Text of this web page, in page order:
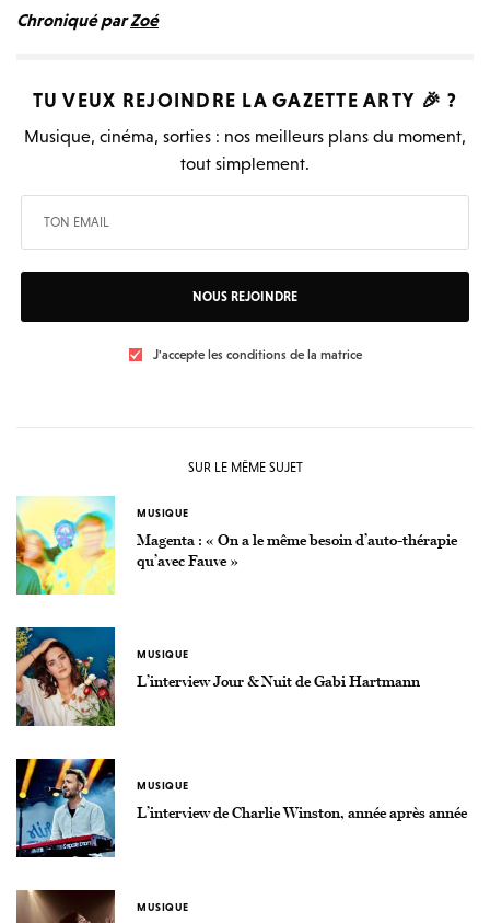
Chroniqué parZoé
TU VEUX REJOINDRE LAGAZETTE ARTY 🎉 ?
Musique, cinéma, sorties : nos meilleurs plans du moment,
tout simplement.
NOUS REJOINDRE
J'accepte les conditions de la matrice
SUR LE MÊME SUJET
MUSIQUE
Magenta : « On a le même besoin d’auto-thérapie
qu’avec Fauve »
MUSIQUE
L’interview Jour & Nuit de Gabi Hartmann
MUSIQUE
L’interview de Charlie Winston, année après année
MUSIQUE